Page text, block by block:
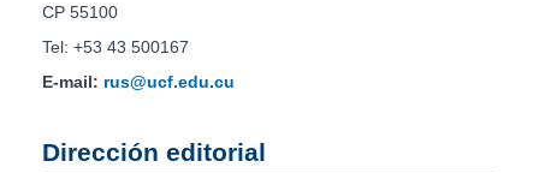
CP 55100
Tel: +53 43 500167
E-mail: rus@ucf.edu.cu
Dirección editorial